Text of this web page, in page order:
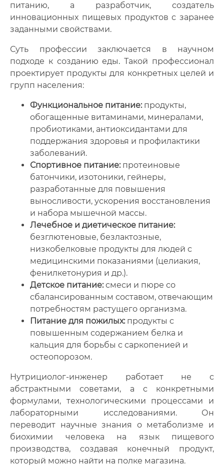
питанию, а разработчик, создатель
инновационных пищевых продуктов с заранее
заданными свойствами.
Суть профессии заключается в научном
подходе к созданию еды. Такой профессионал
проектирует продукты для конкретных целей и
групп населения:
Функциональное питание:продукты,
обогащенные витаминами, минералами,
пробиотиками, антиоксидантами для
поддержания здоровья и профилактики
заболеваний.
Спортивное питание:протеиновые
батончики, изотоники, гейнеры,
разработанные для повышения
выносливости, ускорения восстановления
и набора мышечной массы.
Лечебное и диетическое питание:
безглютеновые, безлактозные,
низкобелковые продукты для людей с
медицинскими показаниями (целиакия,
фенилкетонурия и др.).
Детское питание:смеси и пюре со
сбалансированным составом, отвечающим
потребностям растущего организма.
Питание для пожилых:продукты с
повышенным содержанием белка и
кальция для борьбы с саркопенией и
остеопорозом.
Нутрициолог-инженер работает не с
абстрактными советами, а с конкретными
формулами, технологическими процессами и
лабораторными исследованиями. Он
переводит научные знания о метаболизме и
биохимии человека на язык пищевого
производства, создавая конечный продукт,
который можно найти на полке магазина.